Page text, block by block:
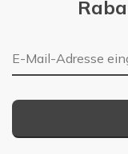
E-Mail-Adresse